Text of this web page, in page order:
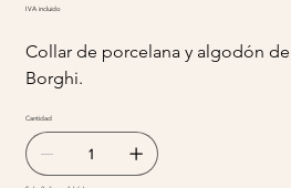
IVA incluido
Collar de porcelana y algodón
Borghi.
Cantidad